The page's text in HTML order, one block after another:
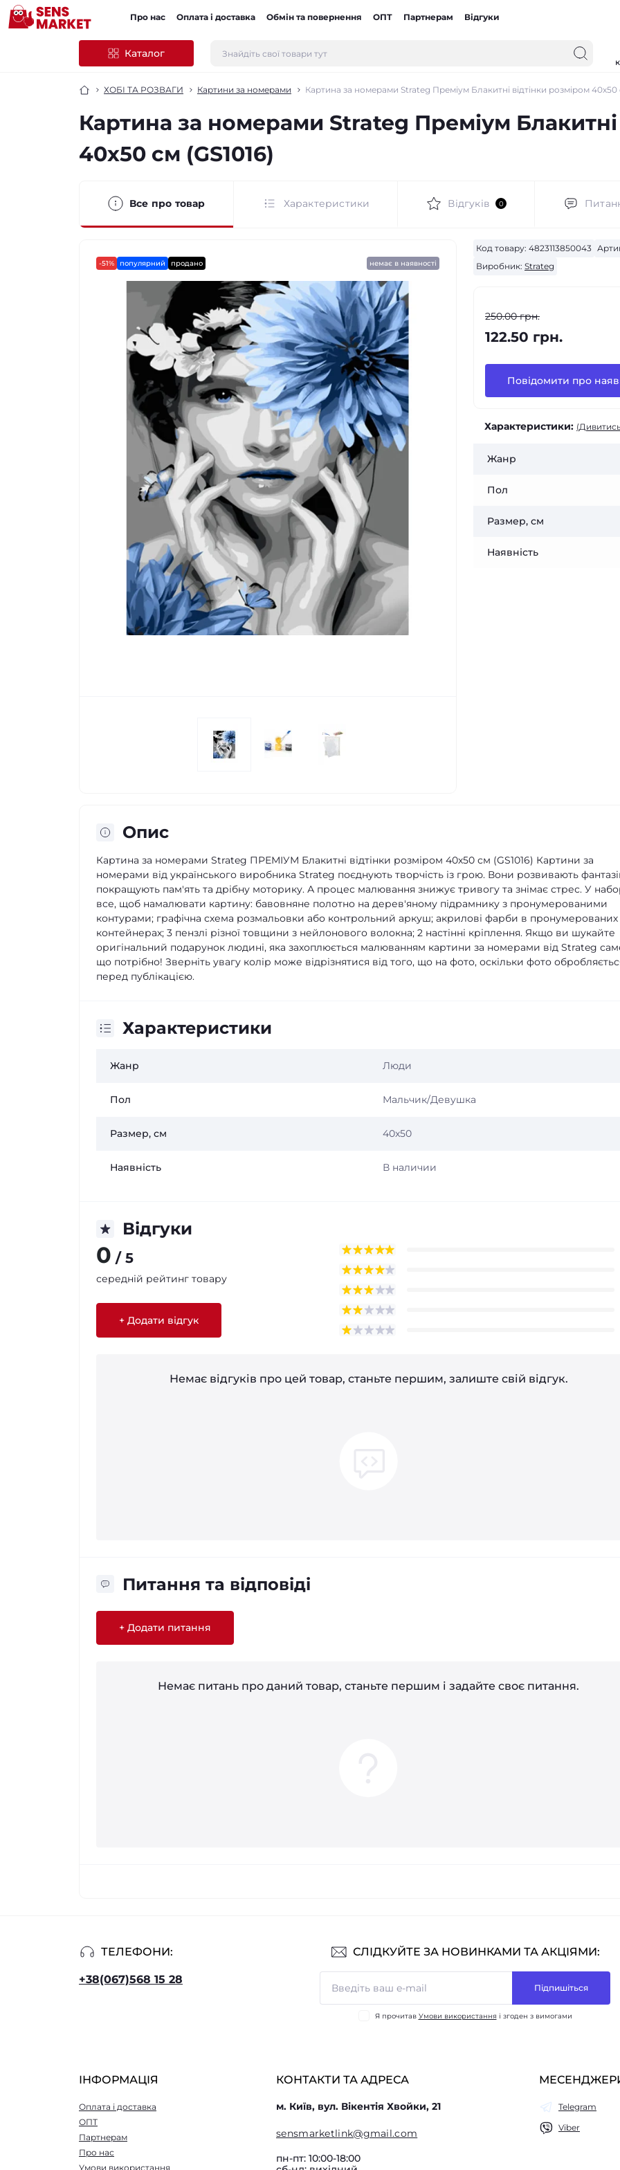
Про нас Оплата і доставка Обмін та повернення ОПТ Партнерам Відгуки
Каталог
ХОБІ ТА РОЗВАГИ Картини за номерами Картина за номерами Strateg Преміум Блакитні відтінки розміром 40х50
Картина за номерами Strateg Преміум Блакитні
40х50 см (GS1016)
Все про товар Характеристики Відгуків 0
-51% популярний продано немає в наявності
Код товару: 4823113850043
Виробник: Strateg
250.00 грн.
122.50 грн.
Повідомити про
Характеристики: (Дивитись
Жанр
Пол
Размер, см
Наявність
Опис
Картина за номерами Strateg ПРЕМІУМ Блакитні відтінки розміром 40х50 см (GS1016) Картини за
номерами від українського виробника Strateg поєднують творчість із грою. Вони розвивають
покращують пам'ять та дрібну моторику. А процес малювання знижує тривогу та знімає стрес. У
все, щоб намалювати картину: бавовняне полотно на дерев'яному підрамнику з пронумерованими
контурами; графічна схема розмальовки або контрольний аркуш; акрилові фарби в пронумерованих
контейнерах; 3 пензлі різної товщини з нейлонового волокна; 2 настінні кріплення. Якщо ви шукайте
оригінальний подарунок людині, яка захоплюється малюванням картини за номерами від Strateg
що потрібно! Зверніть увагу колір може відрізнятися від того, що на фото, оскільки фото
перед публікацією.
Характеристики
Жанр Люди
Пол Мальчик/Девушка
Размер, см 40x50
Наявність В наличии
Відгуки
0 / 5
середній рейтинг товару
+ Додати відгук
Немає відгуків про цей товар, станьте першим, залиште свій відгук.
Питання та відповіді
+ Додати питання
Немає питань про даний товар, станьте першим і задайте своє питання.
ТЕЛЕФОНИ:
+38(067)568 15 28
СЛІДКУЙТЕ ЗА НОВИНКАМИ ТА АКЦІЯМИ:
Підпишіться
Я прочитав Умови використання і згоден з вимогами
ІНФОРМАЦІЯ
Оплата і доставка
ОПТ
Партнерам
Про нас
Умови використання
КОНТАКТИ ТА АДРЕСА
м. Київ, вул. Вікентія Хвойки, 21
sensmarketlink@gmail.com
пн-пт: 10:00-18:00
Telegram
Viber